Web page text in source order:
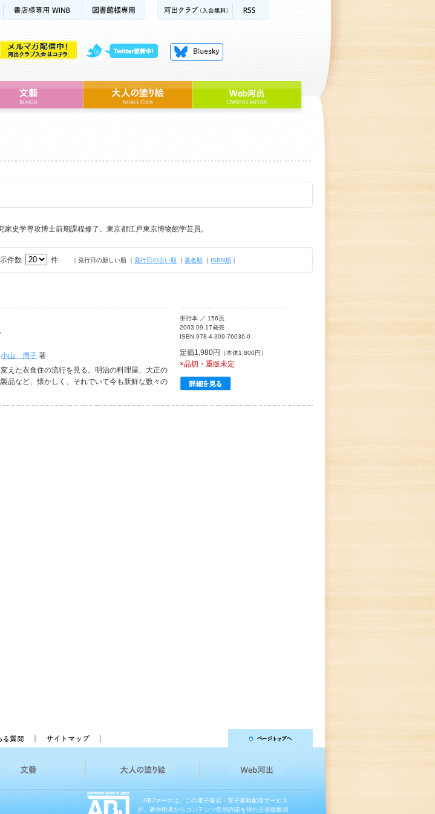
史学専攻博士前期課程修了。東京都江戸東京博物館学芸員。
件数 件 ｜発行日の新しい順 ｜ 発行日の古い順 ｜ 書名順 ｜ ISBN順 ｜
小山 周子 著
えた衣食住の流行を見る。明治の料理屋、大正の
品など、懐かしく、それでいて今も新鮮な数々の
単行本 ／ 156頁
2003.09.17発売
ISBN 978-4-309-76036-0
定価1,980円 （本体1,800円）
×品切・重版未定
「ABJマークは、この電子書店・電子書籍配信サービス
が、著作権者からコンテンツ使用許諾を得た正規版配信